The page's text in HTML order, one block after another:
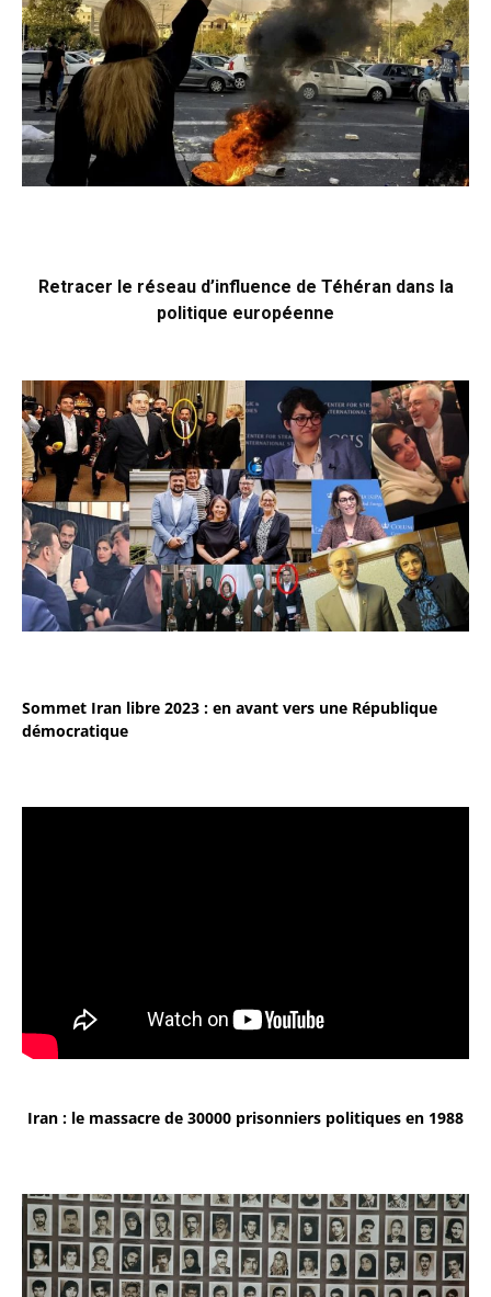
Retracer le réseau d’influence de Téhéran dans la
politique européenne
Sommet Iran libre 2023 : en avant vers une République
démocratique
Iran : le massacre de 30000 prisonniers politiques en 1988